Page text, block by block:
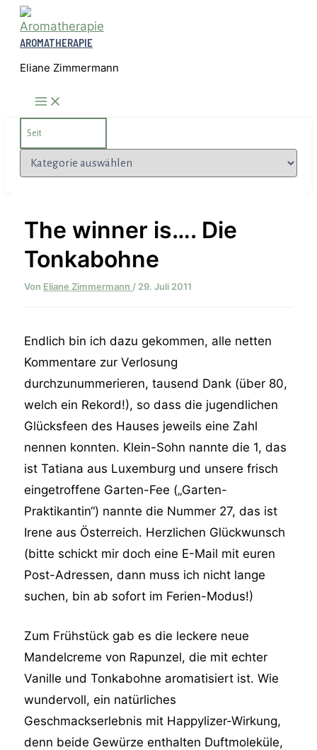
Zum
Inhalt
springen
AROMATHERAPIE
Eliane Zimmermann
for:
Kategorien
The winner is…. Die
Tonkabohne
Von Eliane Zimmermann/ 29. Juli 2011
Endlich bin ich dazu gekommen, alle netten
Kommentare zur Verlosung
durchzunummerieren, tausend Dank (über 80,
welch ein Rekord!), so dass die jugendlichen
Glücksfeen des Hauses jeweils eine Zahl
nennen konnten. Klein-Sohn nannte die 1, das
ist Tatiana aus Luxemburg und unsere frisch
eingetroffene Garten-Fee („Garten-
Praktikantin“) nannte die Nummer 27, das ist
Irene aus Österreich. Herzlichen Glückwunsch
(bitte schickt mir doch eine E-Mail mit euren
Post-Adressen, dann muss ich nicht lange
suchen, bin ab sofort im Ferien-Modus!)
Zum Frühstück gab es die leckere neue
Mandelcreme von Rapunzel, die mit echter
Vanille und Tonkabohne aromatisiert ist. Wie
wundervoll, ein natürliches
Geschmackserlebnis mit Happylizer-Wirkung,
denn beide Gewürze enthalten Duftmoleküle,